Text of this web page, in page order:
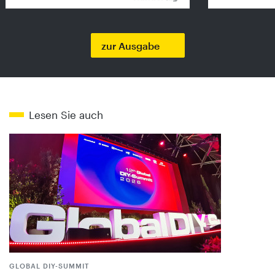
zur Ausgabe
Lesen Sie auch
GLOBAL DIY-SUMMIT